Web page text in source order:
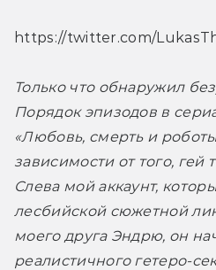
https://twitter.com/
Только что обнаружил
Порядок эпизодов в
«Любовь, смерть и
зависимости от того, гей
Слева мой аккаунт,
лесбийской сюжетной
моего друга Эндрю, он
реалистичного гетеро-